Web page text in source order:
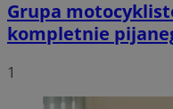
Grupa
kompletnie
1